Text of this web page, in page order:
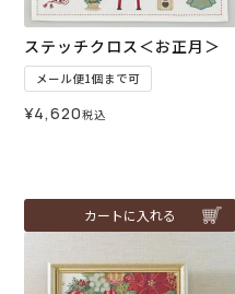
ステッチクロス＜お正月＞
メール便1個まで可
¥4,620税込
カートに入れる